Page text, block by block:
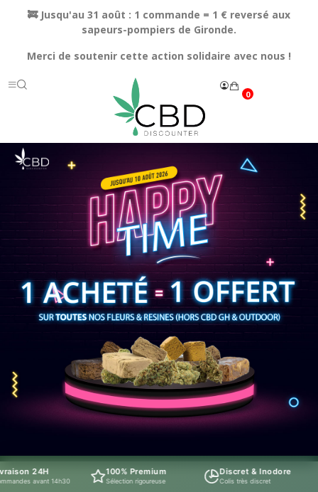
🚒 Jusqu'au 31 août : 1 commande = 1 € reversé aux
sapeurs-pompiers de Gironde.
Merci de soutenir cette action solidaire avec nous !
0
14h30
100% Premium
Sélection rigoureuse
Discret & Inodore
Colis très discret